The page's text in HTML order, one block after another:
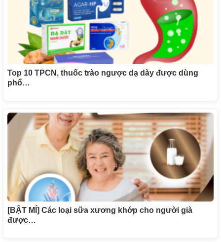
Top 10 TPCN, thuốc trào ngược dạ dày được dùng
phổ…
[BẬT MÍ] Các loại sữa xương khớp cho người già
được…